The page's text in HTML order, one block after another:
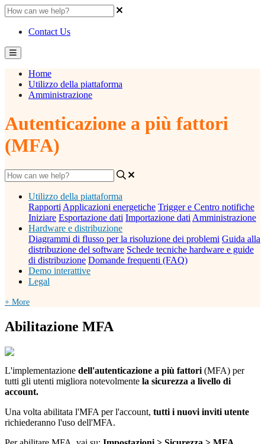
Contact Us
Home
Utilizzo della piattaforma
Amministrazione
Autenticazione a più fattori
(MFA)
Utilizzo della piattaforma
Rapporti Applicazioni energetiche Trigger e Centro notifiche
Iniziare Esportazione dati Importazione dati Amministrazione
Hardware e distribuzione
Diagrammi di flusso per la risoluzione dei problemi Guida alla
distribuzione del software Schede tecniche hardware e guide
di distribuzione Domande frequenti (FAQ)
Demo interattive
Legal
+ More
Abilitazione MFA
L'implementazione dell'autenticazione a più fattori (MFA) per
tutti gli utenti migliora notevolmente la sicurezza a livello di
account.
Una volta abilitata l'MFA per l'account, tutti i nuovi inviti utente
richiederanno l'uso dell'MFA.